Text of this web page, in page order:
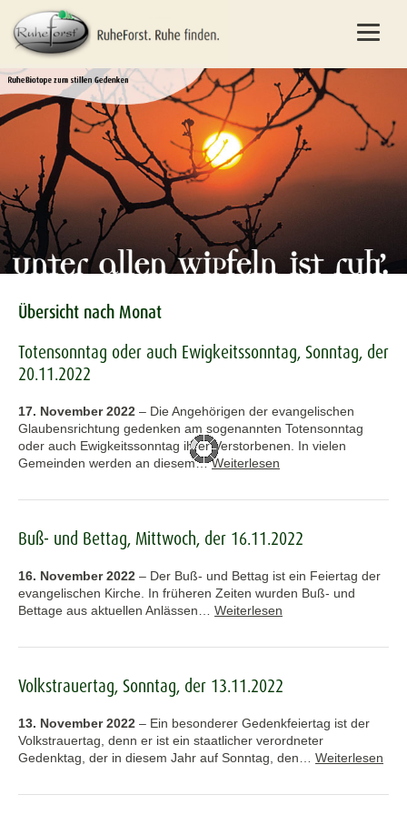
Übersicht nach Monat
Totensonntag oder auch Ewigkeitssonntag, Sonntag, der
20.11.2022
17. November 2022 – Die Angehörigen der evangelischen
Glaubensrichtung gedenken am sogenannten Totensonntag
oder auch Ewigkeitssonntag ihrer Verstorbenen. In vielen
Gemeinden werden an diesem…Weiterlesen
Buß- und Bettag, Mittwoch, der 16.11.2022
16. November 2022 – Der Buß- und Bettag ist ein Feiertag der
evangelischen Kirche. In früheren Zeiten wurden Buß- und
Bettage aus aktuellen Anlässen… Weiterlesen
Volkstrauertag, Sonntag, der 13.11.2022
13. November 2022 – Ein besonderer Gedenkfeiertag ist der
Volkstrauertag, denn er ist ein staatlicher verordneter
Gedenktag, der in diesem Jahr auf Sonntag, den… Weiterlesen